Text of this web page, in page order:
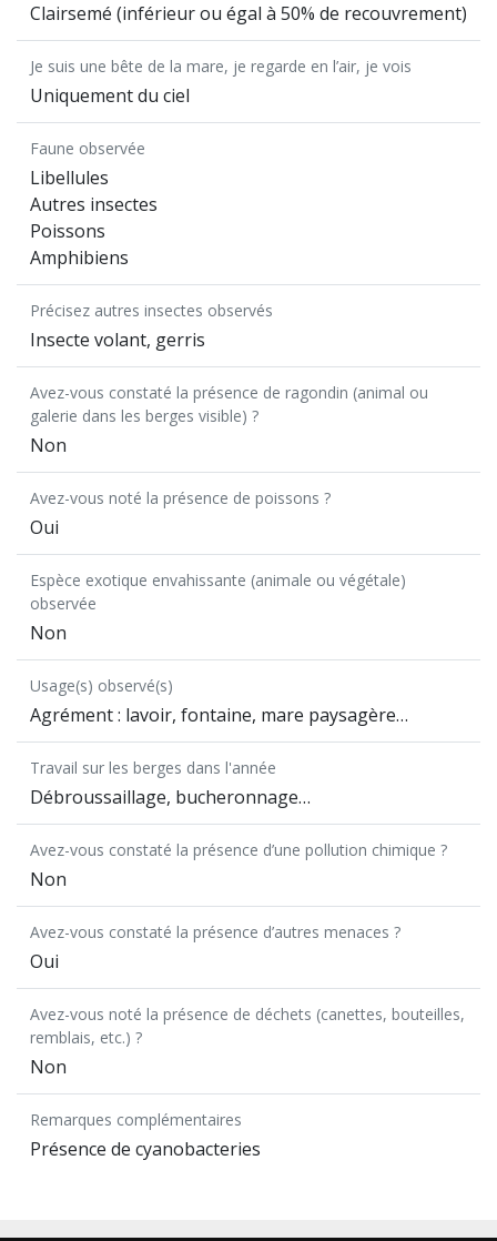
Clairsemé (inférieur ou égal à 50% de recouvrement)
Je suis une bête de la mare, je regarde en l’air, je vois
Uniquement du ciel
Faune observée
Libellules
Autres insectes
Poissons
Amphibiens
Précisez autres insectes observés
Insecte volant, gerris
Avez-vous constaté la présence de ragondin (animal ou
galerie dans les berges visible) ?
Non
Avez-vous noté la présence de poissons ?
Oui
Espèce exotique envahissante (animale ou végétale)
observée
Non
Usage(s) observé(s)
Agrément : lavoir, fontaine, mare paysagère…
Travail sur les berges dans l'année
Débroussaillage, bucheronnage…
Avez-vous constaté la présence d’une pollution chimique ?
Non
Avez-vous constaté la présence d’autres menaces ?
Oui
Avez-vous noté la présence de déchets (canettes, bouteilles,
remblais, etc.) ?
Non
Remarques complémentaires
Présence de cyanobacteries